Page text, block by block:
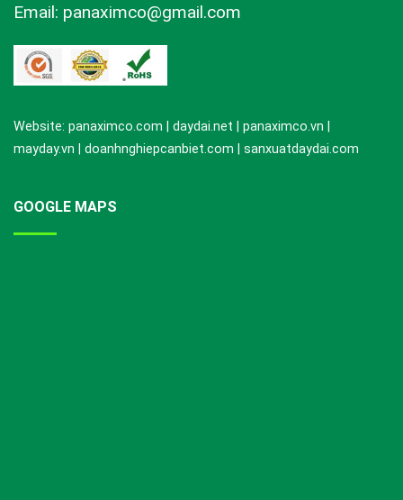
Email: panaximco@gmail.com
Website: panaximco.com | daydai.net | panaximco.vn |
mayday.vn | doanhnghiepcanbiet.com | sanxuatdaydai.com
GOOGLE MAPS